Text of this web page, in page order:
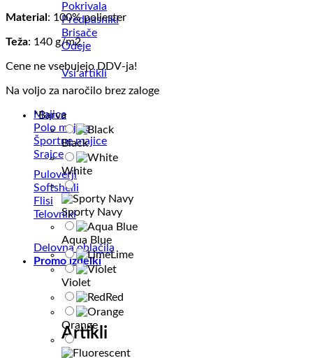
Pokrivala
Predpasniki
Brisače
Odeje
Vsi artikli
Majice
Polo majice
Športne majice
Srajce
Puloverji
Softshelli
Flisi
Telovniki
Delovna oblačila
Promo izdelki
Artikli
Material : 100% poliester
Teža: 140 g/m2
Cene ne vsebujejo DDV-ja!
Na voljo za naročilo brez zaloge
*Barva
Black
White
Sporty Navy
Aqua Blue
Lime
Violet
Red
Orange